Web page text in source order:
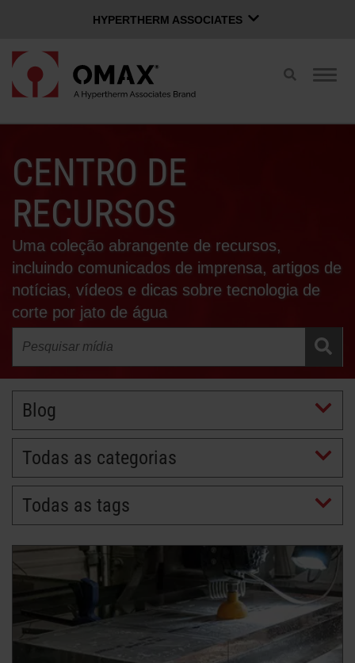
HYPERTHERM ASSOCIATES
Plasma Hypertherm
Alternar
PÁGINA DE AUTENTICAÇÃO
COMPARAR JATOS DE ÁGUA
INOVAÇÕES OMAX
SAIBA MAIS SOBRE OS SISTEMAS
DE JATO DE ÁGUA
CENTRO DE
RECURSOS
Uma coleção abrangente de recursos,
incluindo comunicados de imprensa, artigos de
notícias, vídeos e dicas sobre tecnologia de
corte por jato de água
Blog
Todas as categorias
Todas as tags